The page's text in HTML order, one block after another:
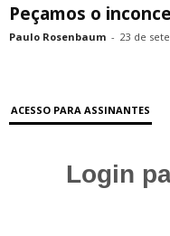
Peçamos o
Paulo Rosenbaum - 23 de
ACESSO PARA ASSINANTES
Login